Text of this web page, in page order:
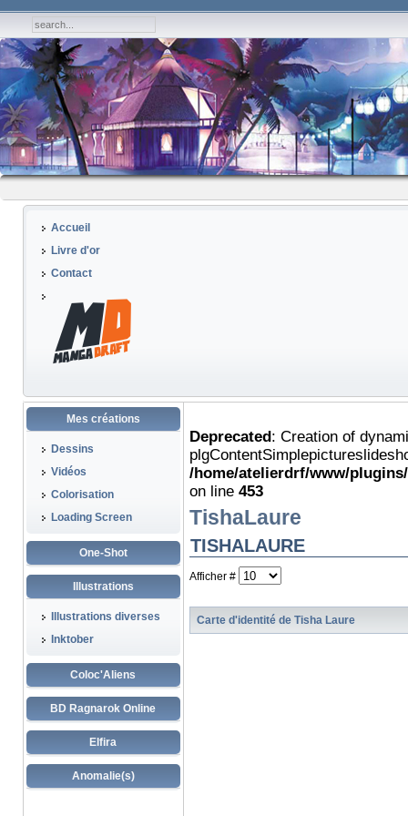
Accueil
Livre d'or
Contact
Mes créations
Dessins
Vidéos
Colorisation
Loading Screen
One-Shot
Illustrations
Illustrations diverses
Inktober
Coloc'Aliens
BD Ragnarok Online
Elfira
Anomalie(s)
Deprecated: Creation of
/home/atelierdrf/www/
on line 453
TishaLaure
TISHALAURE
Afficher #
Carte d'identité de Tisha Laure